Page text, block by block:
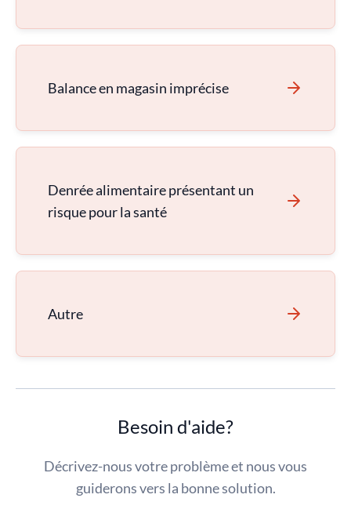
Balance en magasin imprécise
Denrée alimentaire présentant un
risque pour la santé
Autre
Besoin d'aide?
Décrivez-nous votre problème et nous vous
guiderons vers la bonne solution.